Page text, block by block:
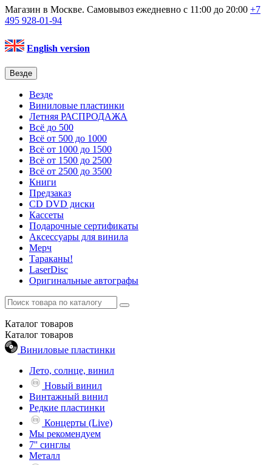
Магазин в Москве. Самовывоз ежедневно с 11:00 до 20:00 +7
495 928-01-94
English version
Везде
Везде
Виниловые пластинки
Летняя РАСПРОДАЖА
Всё до 500
Всё от 500 до 1000
Всё от 1000 до 1500
Всё от 1500 до 2500
Всё от 2500 до 3500
Книги
Предзаказ
CD DVD диски
Кассеты
Подарочные сертификаты
Аксессуары для винила
Мерч
Тараканы!
LaserDisc
Оригинальные автографы
Каталог товаров
Каталог товаров
Виниловые пластинки
Лето, солнце, винил
Новый винил
Винтажный винил
Редкие пластинки
Концерты (Live)
Мы рекомендуем
7'' синглы
Металл